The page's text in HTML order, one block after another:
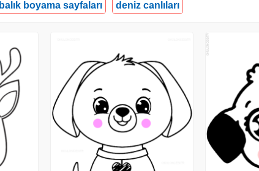
balık boyama sayfaları deniz canlıları